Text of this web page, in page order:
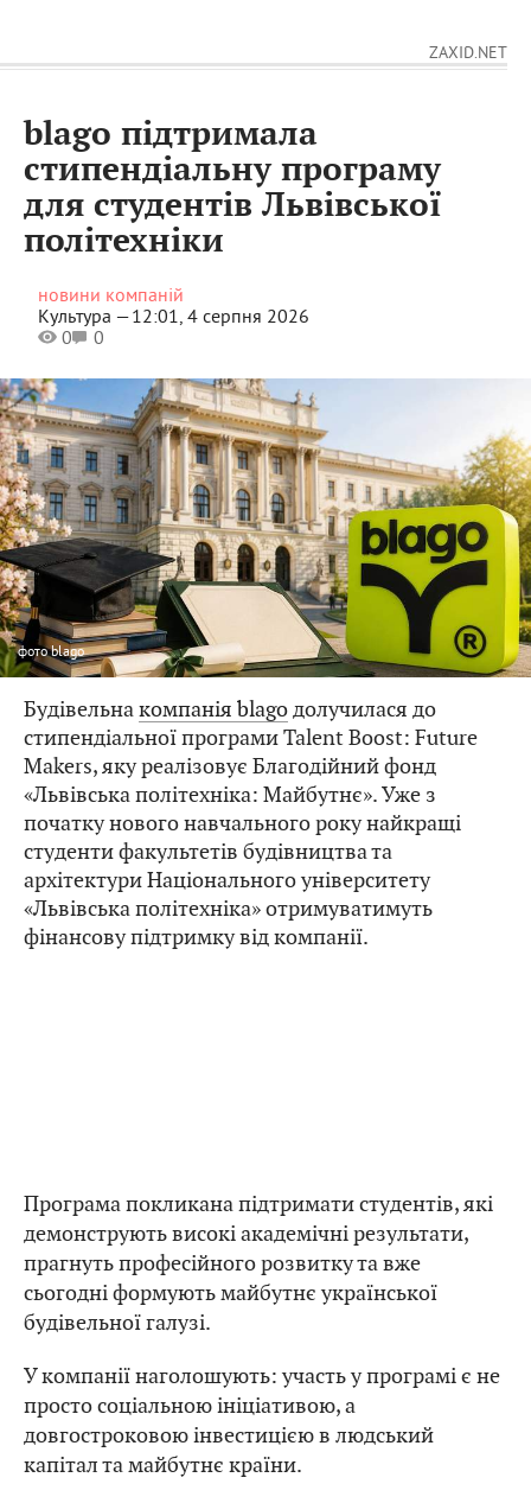
ZAXID.NET
blago підтримала
стипендіальну програму
для студентів Львівської
політехніки
новини компаній
Культура —12:01, 4 серпня 2026
0
0
фотоblago
Будівельнакомпанія blagoдолучилася до
стипендіальної програми Talent Boost: Future
Makers, яку реалізовує Благодійний фонд
«Львівська політехніка: Майбутнє». Уже з
початку нового навчального року найкращі
студенти факультетів будівництва та
архітектури Національного університету
«Львівська політехніка» отримуватимуть
фінансову підтримку від компанії.
Програма покликана підтримати студентів, які
демонструють високі академічні результати,
прагнуть професійного розвитку та вже
сьогодні формують майбутнє української
будівельної галузі.
У компанії наголошують: участь у програмі є не
просто соціальною ініціативою, а
довгостроковою інвестицією в людський
капітал та майбутнє країни.